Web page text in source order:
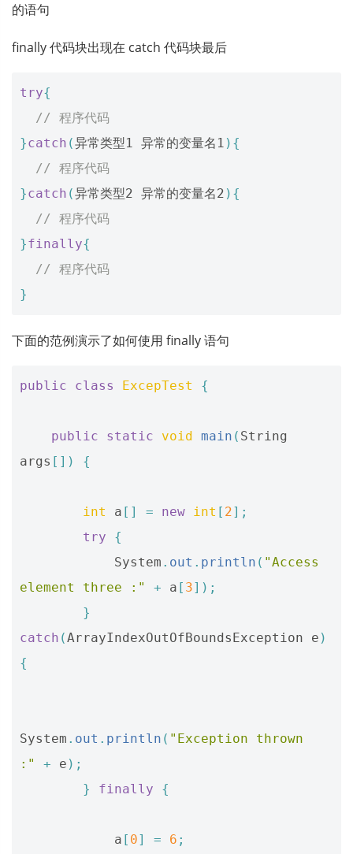
的语句
finally 代码块出现在 catch 代码块最后
try{
// 程序代码
}catch (异常类型1 异常的变量名1 ){
// 程序代码
}catch (异常类型2 异常的变量名2 ){
// 程序代码
}finally{
// 程序代码
}
下面的范例演示了如何使用 finally 语句
public class ExcepTest {
public static void main ( String
args []) {
int a [] = new int [ 2];
try
{
System . out . println ( "Access
element three :"
+ a [ 3]);
}
catch (ArrayIndexOutOfBoundsException e )
{
System . out . println ( "Exception thrown
:"
+ e );
}
finally {
a [ 0] = 6 ;